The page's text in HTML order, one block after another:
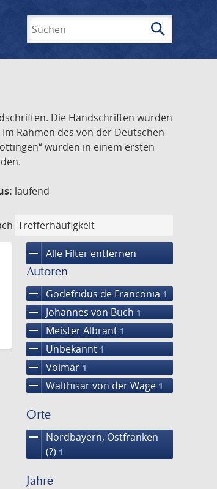
search
Die Handschriften wurden
Rahmen des von der Deutschen
wurden in einem ersten
laufend
remove Alle Filter entfernen
Autoren
remove Godefridus de Franconia 1
remove Johannes von Buch 1
remove Meister Albrant 1
remove Unbekannt 1
remove Volmar 1
remove Walthisar von der Wage 1
Orte
remove
Nordbayern, Ostfranken
(?) 1
Jahre